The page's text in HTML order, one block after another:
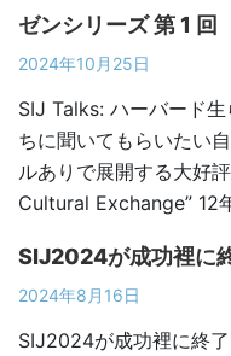
ゼンシリーズ 第 1 回
2024年10月25日
SIJ Talks: ハーバード
ちに聞いてもらいたい
ルありで展開する大好
Cultural Exchange” 12
SIJ2024が成功裡に
2024年8月16日
SIJ2024が成功裡に終